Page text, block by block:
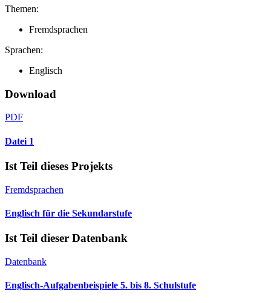
Themen:
Fremdsprachen
Sprachen:
Englisch
Download
PDF
Datei 1
Ist Teil dieses Projekts
Fremdsprachen
Englisch für die Sekundarstufe
Ist Teil dieser Datenbank
Datenbank
Englisch-Aufgabenbeispiele 5. bis 8. Schulstufe